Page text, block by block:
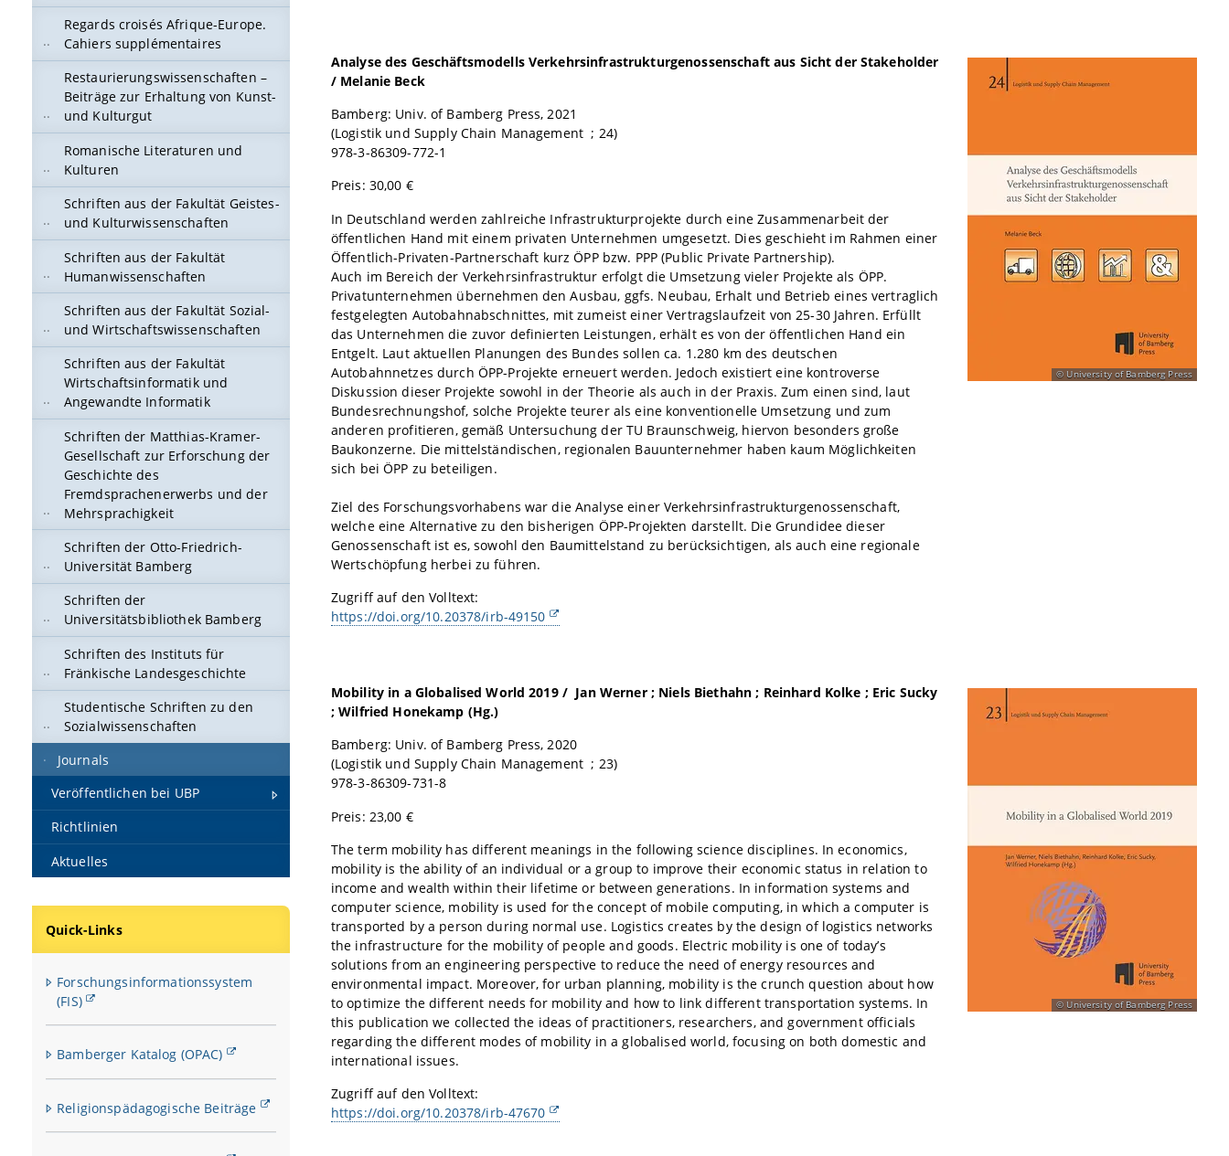
Regards croisés Afrique-Europe.
Cahiers supplémentaires
Restaurierungswissenschaften –
Beiträge zur Erhaltung von Kunst-
und Kulturgut
Romanische Literaturen und
Kulturen
Schriften aus der Fakultät Geistes-
und Kulturwissenschaften
Schriften aus der Fakultät
Humanwissenschaften
Schriften aus der Fakultät Sozial-
und Wirtschaftswissenschaften
Schriften aus der Fakultät
Wirtschaftsinformatik und
Angewandte Informatik
Schriften der Matthias-Kramer-
Gesellschaft zur Erforschung der
Geschichte des
Fremdsprachenerwerbs und der
Mehrsprachigkeit
Schriften der Otto-Friedrich-
Universität Bamberg
Schriften der
Universitätsbibliothek Bamberg
Schriften des Instituts für
Fränkische Landesgeschichte
Studentische Schriften zu den
Sozialwissenschaften
Journals
Veröffentlichen bei UBP
Richtlinien
Aktuelles
Quick-Links
Forschungsinformationssystem
(FIS)
Bamberger Katalog (OPAC)
Religionspädagogische Beiträge
University of Bamberg Press
Analyse des Geschäftsmodells Verkehrsinfrastrukturgenossenschaft aus Sicht der Stakeholder
/ Melanie Beck
Bamberg: Univ. of Bamberg Press, 2021
(Logistik und Supply Chain Management ; 24)
978-3-86309-772-1
Preis: 30,00 €
In Deutschland werden zahlreiche Infrastrukturprojekte durch eine Zusammenarbeit der
öffentlichen Hand mit einem privaten Unternehmen umgesetzt. Dies geschieht im Rahmen einer
Öffentlich-Privaten-Partnerschaft kurz ÖPP bzw. PPP (Public Private Partnership).
Auch im Bereich der Verkehrsinfrastruktur erfolgt die Umsetzung vieler Projekte als ÖPP.
Privatunternehmen übernehmen den Ausbau, ggfs. Neubau, Erhalt und Betrieb eines vertraglich
festgelegten Autobahnabschnittes, mit zumeist einer Vertragslaufzeit von 25-30 Jahren. Erfüllt
das Unternehmen die zuvor definierten Leistungen, erhält es von der öffentlichen Hand ein
Entgelt. Laut aktuellen Planungen des Bundes sollen ca. 1.280 km des deutschen
Autobahnnetzes durch ÖPP-Projekte erneuert werden. Jedoch existiert eine kontroverse
Diskussion dieser Projekte sowohl in der Theorie als auch in der Praxis. Zum einen sind, laut
Bundesrechnungshof, solche Projekte teurer als eine konventionelle Umsetzung und zum
anderen profitieren, gemäß Untersuchung der TU Braunschweig, hiervon besonders große
Baukonzerne. Die mittelständischen, regionalen Bauunternehmer haben kaum Möglichkeiten
sich bei ÖPP zu beteiligen.
Ziel des Forschungsvorhabens war die Analyse einer Verkehrsinfrastrukturgenossenschaft,
welche eine Alternative zu den bisherigen ÖPP-Projekten darstellt. Die Grundidee dieser
Genossenschaft ist es, sowohl den Baumittelstand zu berücksichtigen, als auch eine regionale
Wertschöpfung herbei zu führen.
Zugriff auf den Volltext:
https://doi.org/10.20378/irb-49150
University of Bamberg Press
Mobility in a Globalised World 2019 / Jan Werner ; Niels Biethahn ; Reinhard Kolke ; Eric Sucky
; Wilfried Honekamp (Hg.)
Bamberg: Univ. of Bamberg Press, 2020
(Logistik und Supply Chain Management ; 23)
978-3-86309-731-8
Preis: 23,00 €
The term mobility has different meanings in the following science disciplines. In economics,
mobility is the ability of an individual or a group to improve their economic status in relation to
income and wealth within their lifetime or between generations. In information systems and
computer science, mobility is used for the concept of mobile computing, in which a computer is
transported by a person during normal use. Logistics creates by the design of logistics networks
the infrastructure for the mobility of people and goods. Electric mobility is one of today’s
solutions from an engineering perspective to reduce the need of energy resources and
environmental impact. Moreover, for urban planning, mobility is the crunch question about how
to optimize the different needs for mobility and how to link different transportation systems. In
this publication we collected the ideas of practitioners, researchers, and government officials
regarding the different modes of mobility in a globalised world, focusing on both domestic and
international issues.
Zugriff auf den Volltext:
https://doi.org/10.20378/irb-47670